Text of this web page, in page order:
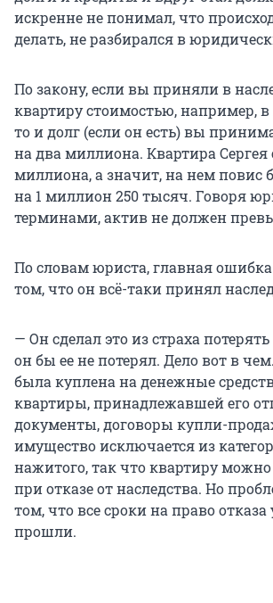
искренне не понимал, что
делать, не разбирался в
По закону, если вы приняли в
квартиру стоимостью, например,
то и долг (если он есть) вы
на два миллиона. Квартира Сергея
миллиона, а значит, на нем повис
на 1 миллион 250 тысяч. Говоря
терминами, актив не должен
По словам юриста, главная
том, что он всё-таки принял
— Он сделал это из страха
он бы ее не потерял. Дело вот в
была куплена на денежные
квартиры, принадлежавшей его
документы, договоры купли-
имущество исключается из
нажитого, так что квартиру
при отказе от наследства. Но
том, что все сроки на право отказа
прошли.